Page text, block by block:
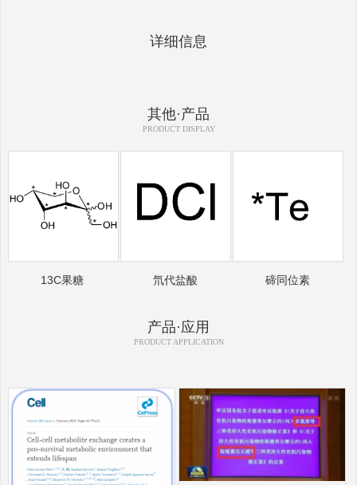
详细信息
其他·产品
PRODUCT DISPLAY
13C果糖 氘代盐酸 碲同位素
产品·应用
PRODUCT APPLICATION